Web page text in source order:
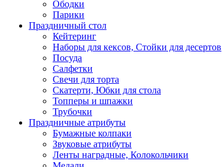
Ободки
Парики
Праздничный стол
Кейтеринг
Наборы для кексов, Стойки для десертов
Посуда
Салфетки
Свечи для торта
Скатерти, Юбки для стола
Топперы и шпажки
Трубочки
Праздничные атрибуты
Бумажные колпаки
Звуковые атрибуты
Ленты наградные, Колокольчики